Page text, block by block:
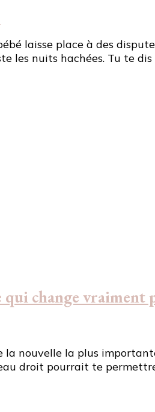
laisse place à des
les nuits hachées. Tu te
change vraiment
nouvelle la plus
droit pourrait te